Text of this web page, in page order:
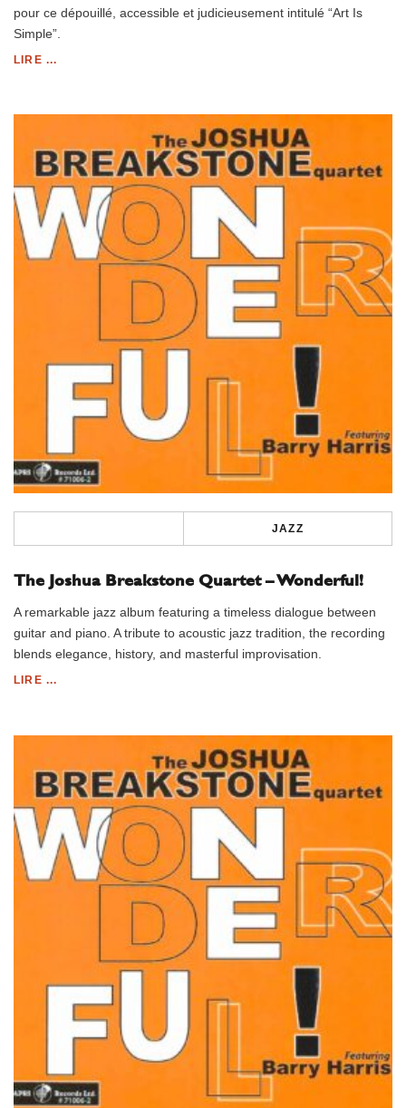
pour ce dépouillé, accessible et judicieusement intitulé “Art Is
Simple”.
LIRE ...
JAZZ
The Joshua Breakstone Quartet – Wonderful!
A remarkable jazz album featuring a timeless dialogue between
guitar and piano. A tribute to acoustic jazz tradition, the recording
blends elegance, history, and masterful improvisation.
LIRE ...